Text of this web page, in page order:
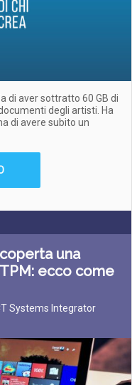
di aver sottratto 60 GB di
degli artisti. Ha
di avere subito un
una
ecco come
Systems Integrator